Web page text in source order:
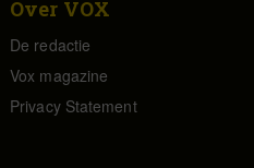
Over VOX
De redactie
Vox magazine
Privacy Statement